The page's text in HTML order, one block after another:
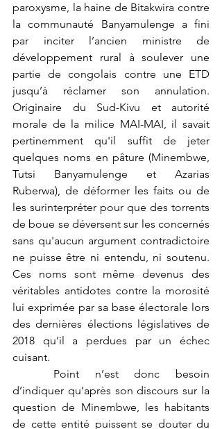
paroxysme, la haine de Bitakwira contre
la communauté Banyamulenge a fini
par inciter l’ancien ministre de
développement rural à soulever une
partie de congolais contre une ETD
jusqu’à réclamer son annulation.
Originaire du Sud-Kivu et autorité
morale de la milice MAI-MAI, il savait
pertinemment qu'il suffit de jeter
quelques noms en pâture (Minembwe,
Tutsi Banyamulenge et Azarias
Ruberwa), de déformer les faits ou de
les surinterpréter pour que des torrents
de boue se déversent sur les concernés
sans qu'aucun argument contradictoire
ne puisse être ni entendu, ni soutenu.
Ces noms sont même devenus des
véritables antidotes contre la morosité
lui exprimée par sa base électorale lors
des dernières élections législatives de
2018 qu’il a perdues par un échec
cuisant.
d’indiquer qu’après son discours sur la
question de Minembwe, les habitants
de cette entité puissent se douter du